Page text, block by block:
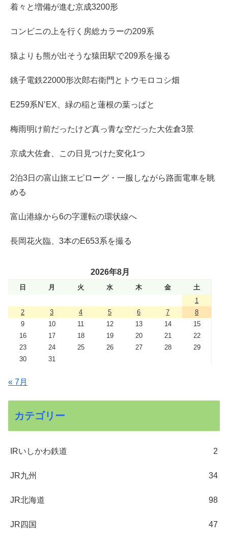
着々と増備が進む京成3200形
コンビニの上を行く房総カラーの209系
猿よりも熊が出そうな猿田駅で209系を撮る
銚子電鉄22000形次郎右衛門とトウモロコシ畑
E259系N’EX、緑の稲と蓮根の葉っぱと
梅雨明け前だったけど真っ青な空だった大佐倉3景
京成大佐倉、この日見つけた変化1つ
2泊3日の富山旅エピローグ・一服しながら路面電車を眺
める
富山港線から6の字運転の環状線へ
長岡花火臨、3本のE653系を撮る
2026年8月
日 月 火 水 木 金
土
1
2
3 4 5 6 7
8
9
10 11 12 13 14
15
16
17 18 19 20 21
22
23
24 25 26 27 28
29
30
31
« 7月
カテゴリー
IRいしかわ鉄道 2
JR九州 34
JR北海道 98
JR四国 47